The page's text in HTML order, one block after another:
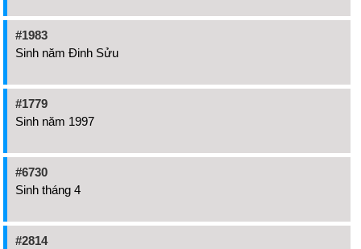
#1983
Sinh năm Đinh Sửu
#1779
Sinh năm 1997
#6730
Sinh tháng 4
#2814